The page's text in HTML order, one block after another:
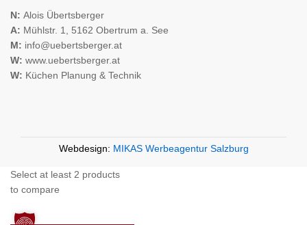
N: Alois Übertsberger
A: Mühlstr. 1, 5162 Obertrum a. See
M: info@uebertsberger.at
W: www.uebertsberger.at
W: Küchen Planung & Technik
Webdesign: MIKAS Werbeagentur Salzburg
Select at least 2 products
to compare